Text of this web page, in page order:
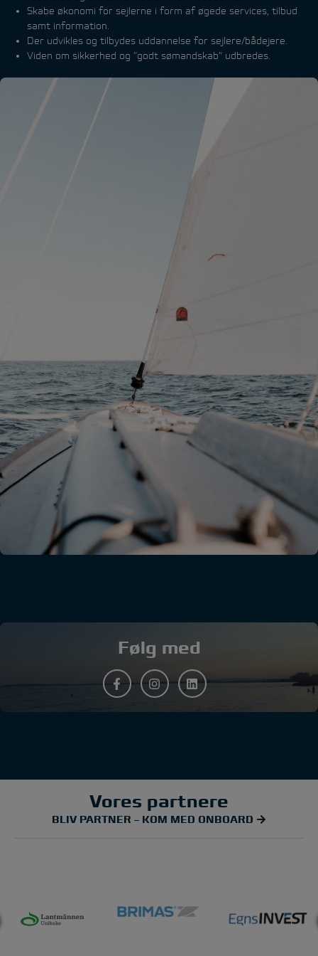
Skabe økonomi for sejlerne i form af øgede services, tilbud
samt information.
Der udvikles og tilbydes uddannelse for sejlere/bådejere.
Viden om sikkerhed og ”godt sømandskab” udbredes.
Følg med
Vores partnere
BLIV PARTNER – KOM MED ONBOARD